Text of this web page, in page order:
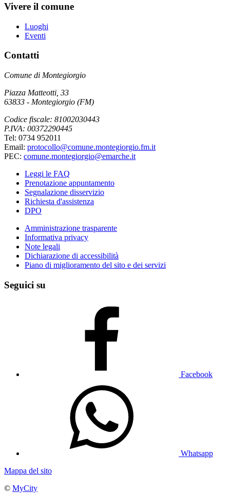
Vivere il comune
Luoghi
Eventi
Contatti
Comune di Montegiorgio
Piazza Matteotti, 33
63833 - Montegiorgio (FM)
Codice fiscale: 81002030443
P.IVA: 00372290445
Tel: 0734 952011
Email: protocollo@comune.montegiorgio.fm.it
PEC: comune.montegiorgio@emarche.it
Leggi le FAQ
Prenotazione appuntamento
Segnalazione disservizio
Richiesta d'assistenza
DPO
Amministrazione trasparente
Informativa privacy
Note legali
Dichiarazione di accessibilità
Piano di miglioramento del sito e dei servizi
Seguici su
Facebook
Whatsapp
Mappa del sito
© MyCity